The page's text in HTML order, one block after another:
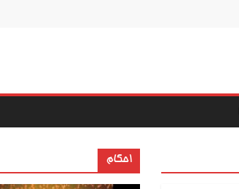
احکام